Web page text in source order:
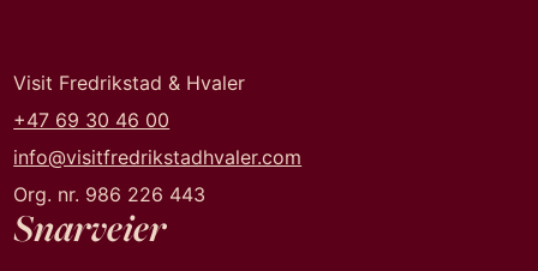
Visit Fredrikstad & Hvaler
+47 69 30 46 00
info@visitfredrikstadhvaler.com
Org. nr. 986 226 443
Snarveier